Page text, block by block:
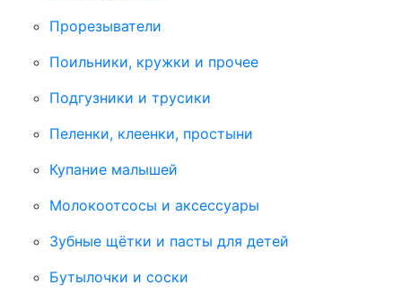
Прорезыватели
Поильники, кружки и прочее
Подгузники и трусики
Пеленки, клеенки, простыни
Купание малышей
Молокоотсосы и аксессуары
Зубные щётки и пасты для детей
Бутылочки и соски